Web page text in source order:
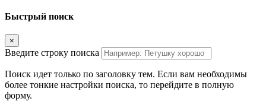
Быстрый поиск
×
Введите строку поиска
Поиск идет только по заголовку тем. Если вам необходимы
более тонкие настройки поиска, то перейдите в полную
форму.